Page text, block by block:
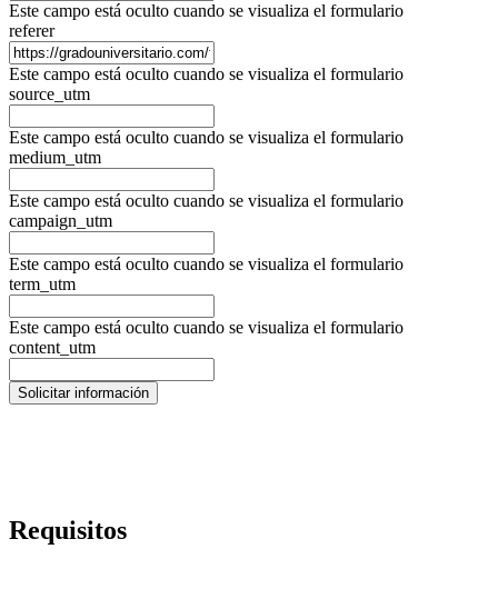
Este campo está oculto cuando se visualiza el formulario
referer
Este campo está oculto cuando se visualiza el formulario
source_utm
Este campo está oculto cuando se visualiza el formulario
medium_utm
Este campo está oculto cuando se visualiza el formulario
campaign_utm
Este campo está oculto cuando se visualiza el formulario
term_utm
Este campo está oculto cuando se visualiza el formulario
content_utm
Requisitos